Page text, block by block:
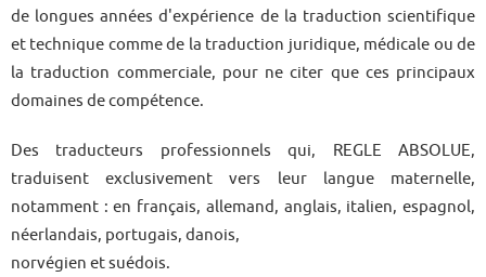
de longues années d'expérience de la traduction scientifique
et technique comme de la traduction juridique, médicale ou de
la traduction commerciale, pour ne citer que ces principaux
domaines de compétence.
Des traducteurs professionnels qui, REGLE ABSOLUE,
traduisent exclusivement vers leur langue maternelle,
notamment : en français, allemand, anglais, italien, espagnol,
néerlandais, portugais, danois,
norvégien et suédois.